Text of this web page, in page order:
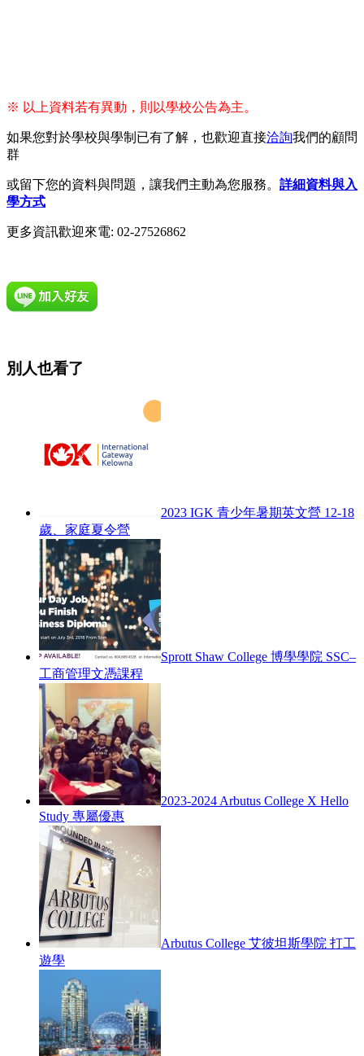
※ 以上資料若有異動，則以學校公告為主。
如果您對於學校與學制已有了解，也歡迎直接洽詢我們的顧問
群
或留下您的資料與問題，讓我們主動為您服務。 詳細資料與入
學方式
更多資訊歡迎來電: 02-27526862
別人也看了
2023 IGK 青少年暑期英文營 12-18
歲、家庭夏令營
Sprott Shaw College 博學學院 SSC–
工商管理文憑課程
2023-2024 Arbutus College X Hello
Study 專屬優惠
Arbutus College 艾彼坦斯學院 打工
遊學